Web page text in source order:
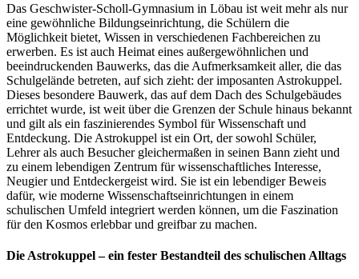
Das Geschwister-Scholl-Gymnasium in Löbau ist weit mehr als nur
eine gewöhnliche Bildungseinrichtung, die Schülern die
Möglichkeit bietet, Wissen in verschiedenen Fachbereichen zu
erwerben. Es ist auch Heimat eines außergewöhnlichen und
beeindruckenden Bauwerks, das die Aufmerksamkeit aller, die das
Schulgelände betreten, auf sich zieht: der imposanten Astrokuppel.
Dieses besondere Bauwerk, das auf dem Dach des Schulgebäudes
errichtet wurde, ist weit über die Grenzen der Schule hinaus bekannt
und gilt als ein faszinierendes Symbol für Wissenschaft und
Entdeckung. Die Astrokuppel ist ein Ort, der sowohl Schüler,
Lehrer als auch Besucher gleichermaßen in seinen Bann zieht und
zu einem lebendigen Zentrum für wissenschaftliches Interesse,
Neugier und Entdeckergeist wird. Sie ist ein lebendiger Beweis
dafür, wie moderne Wissenschaftseinrichtungen in einem
schulischen Umfeld integriert werden können, um die Faszination
für den Kosmos erlebbar und greifbar zu machen.
Die Astrokuppel – ein fester Bestandteil des schulischen Alltags